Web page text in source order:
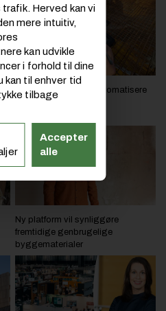
Nyt AI værktøj skal automatisere
armeringskontrol på
Ny platform vil synliggøre
fremtidige genbrugelige
byggematerialer
Herved kan vi
mere intuitiv,
kan udvikle
i forhold til dine
til enhver tid
tilbage
Accepter
alle